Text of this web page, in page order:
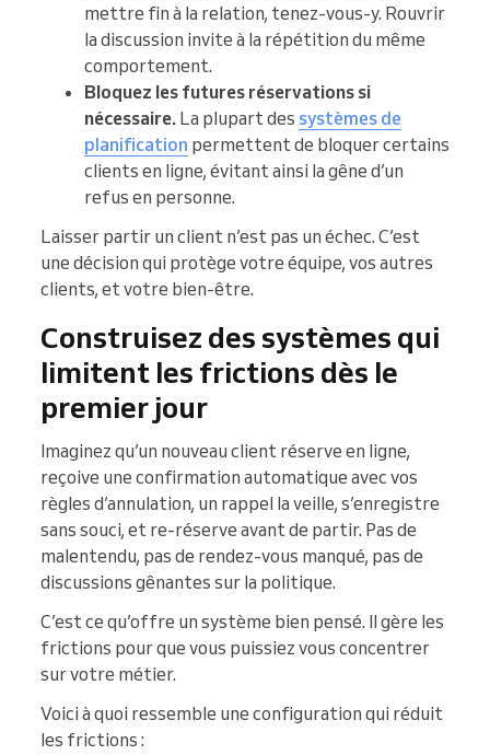
mettre fin à la relation, tenez-vous-y. Rouvrir
la discussion invite à la répétition du même
comportement.
Bloquez les futures réservations si
nécessaire. La plupart des systèmes de
planification permettent de bloquer certains
clients en ligne, évitant ainsi la gêne d’un
refus en personne.
Laisser partir un client n’est pas un échec. C’est
une décision qui protège votre équipe, vos autres
clients, et votre bien-être.
Construisez des systèmes qui
limitent les frictions dès le
premier jour
Imaginez qu’un nouveau client réserve en ligne,
reçoive une confirmation automatique avec vos
règles d’annulation, un rappel la veille, s’enregistre
sans souci, et re-réserve avant de partir. Pas de
malentendu, pas de rendez-vous manqué, pas de
discussions gênantes sur la politique.
C’est ce qu’offre un système bien pensé. Il gère les
frictions pour que vous puissiez vous concentrer
sur votre métier.
Voici à quoi ressemble une configuration qui réduit
les frictions :